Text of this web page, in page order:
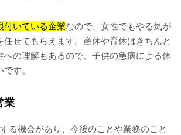
付いている企業なので、女性でもやる気が
任せてもらえます。産休や育休はきちんと
への理解もあるので、子供の急病による休
す。
業
る機会があり、今後のことや業務のこと